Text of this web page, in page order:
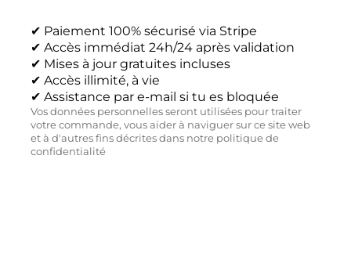
✔ Paiement 100% sécurisé via Stripe
✔ Accès immédiat 24h/24 après validation
✔ Mises à jour gratuites incluses
✔ Accès illimité, à vie
✔ Assistance par e-mail si tu es bloquée
Vos données personnelles seront utilisées pour traiter
votre commande, vous aider à naviguer sur ce site web
et à d'autres fins décrites dans notre politique de
confidentialité